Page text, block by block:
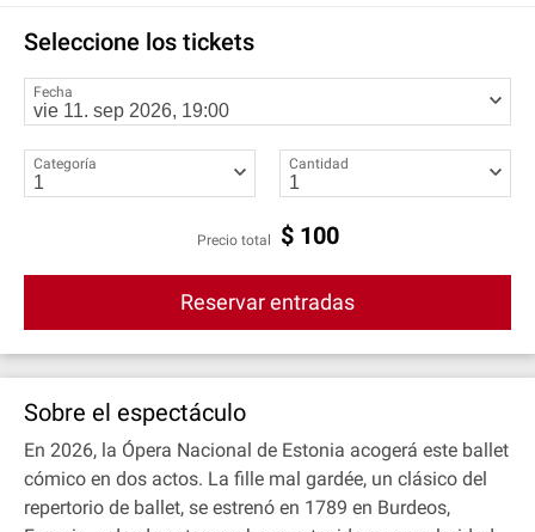
Seleccione los tickets
Fecha
Categoría Cantidad
Precio total $ 100
Reservar entradas
Sobre el espectáculo
En 2026, la Ópera Nacional de Estonia acogerá este ballet
cómico en dos actos. La fille mal gardée, un clásico del
repertorio de ballet, se estrenó en 1789 en Burdeos,